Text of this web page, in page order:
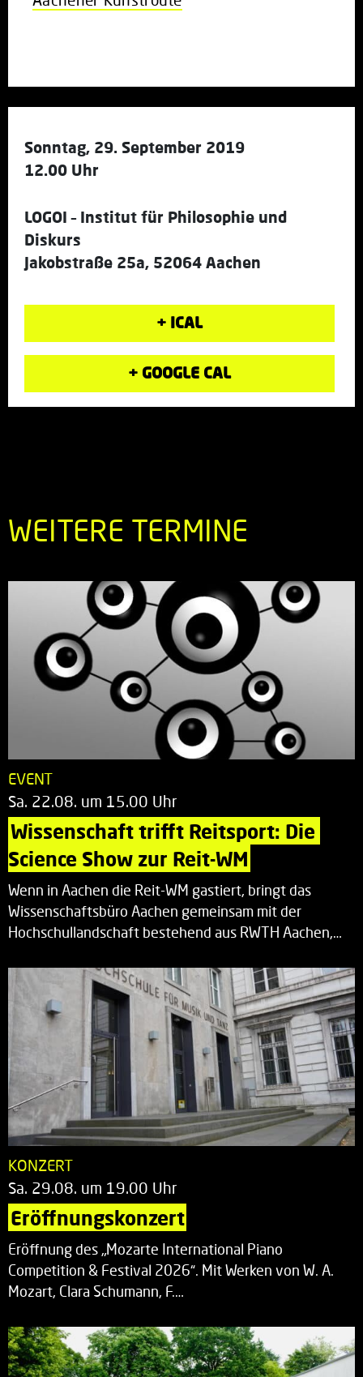
Sonntag, 29. September 2019
12.00 Uhr
LOGOI – Institut für Philosophie und
Diskurs
Jakobstraße 25a, 52064 Aachen
+ ICAL
+ GOOGLE CAL
WEITERE TERMINE
EVENT
Sa. 22.08. um 15.00 Uhr
Wissenschaft trifft Reitsport: Die
Science Show zur Reit-WM
Wenn in Aachen die Reit-WM gastiert, bringt das
Wissenschaftsbüro Aachen gemeinsam mit der
Hochschullandschaft bestehend aus RWTH Aachen,…
KONZERT
Sa. 29.08. um 19.00 Uhr
Eröffnungskonzert
Eröffnung des „Mozarte International Piano
Competition & Festival 2026“. Mit Werken von W. A.
Mozart, Clara Schumann, F.…